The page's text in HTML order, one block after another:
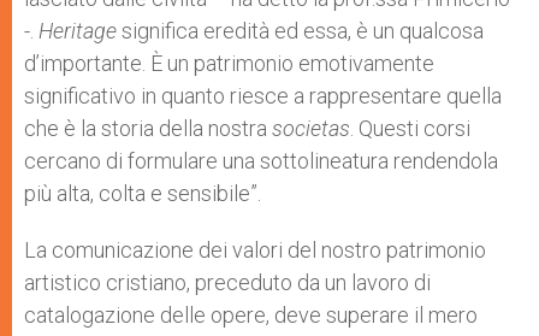
-. Heritagesignifica eredità ed essa, è un qualcosa
d’importante. È un patrimonio emotivamente
significativo in quanto riesce a rappresentare quella
che è la storia della nostra societas . Questi corsi
cercano di formulare una sottolineatura rendendola
più alta, colta e sensibile”.
La comunicazione dei valori del nostro patrimonio
artistico cristiano, preceduto da un lavoro di
catalogazione delle opere, deve superare il mero